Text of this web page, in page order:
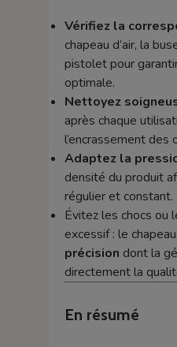
Vérifiez la
chapeau d’air, la
pistolet pour
optimale.
Nettoyez
après chaque
l’encrassement des
Adaptez la
densité du produit
régulier et constant.
Évitez les chocs ou
excessif : le
précision dont la
directement la
En résumé